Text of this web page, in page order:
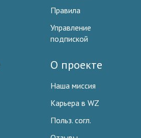
Правила
Управление
подпиской
О проекте
Наша миссия
Карьера в WZ
Польз. согл.